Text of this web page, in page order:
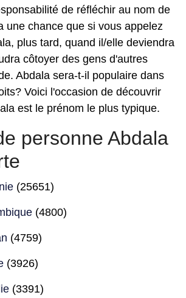
de réfléchir au nom de
une chance que si vous appelez
plus tard, quand il/elle deviendra
côtoyer des gens d'autres
Abdala sera-t-il populaire dans
Voici l'occasion de découvrir
est le prénom le plus typique.
personne Abdala
(25651)
(4800)
(4759)
(3926)
(3391)